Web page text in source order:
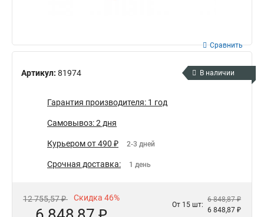
Артикул: 81974
Сравнить
В наличии
Гарантия производителя: 1 год
Самовывоз: 2 дня
Курьером от 490 ₽ 2-3 дней
Срочная доставка: 1 день
12 755,57 ₽ Скидка 46%
От 15 шт:
6 848,87 ₽
6 848,87 ₽